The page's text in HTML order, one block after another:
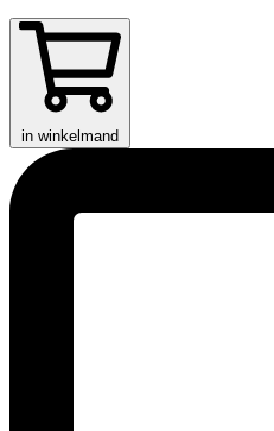
in winkelmand